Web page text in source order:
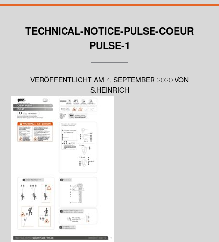
TECHNICAL-NOTICE-PULSE-COEUR
PULSE-1
VERÖFFENTLICHT AM 4. SEPTEMBER 2020VON
S.HEINRICH